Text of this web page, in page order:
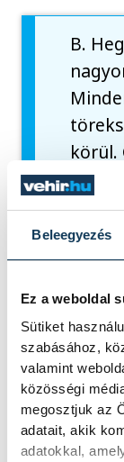
Beleegyezés
Ez a weboldal
Sütiket
szabásához,
valamint
közösségi
megosztjuk az
adatait, akik
adatokkal,
B.
körül.
de a
hogy